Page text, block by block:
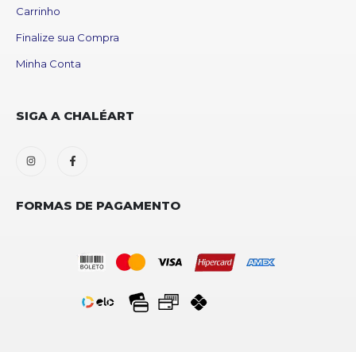
Carrinho
Finalize sua Compra
Minha Conta
SIGA A CHALÉART
FORMAS DE PAGAMENTO